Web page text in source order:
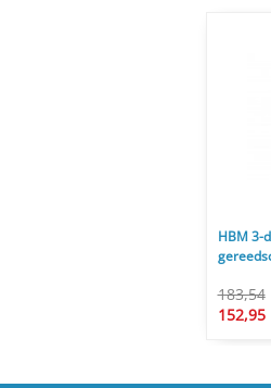
HBM 3-
cm,
183,54
152,95